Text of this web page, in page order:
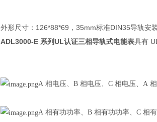
外形尺寸：126*88*69， 35mm标准DIN35导轨安
ADL3000-E 系列UL认证三相导轨式电能表具有
A 相电压、 B 相电压、 C 相电压、 A
A 相有功功率、 B 相有功功率、 C 相